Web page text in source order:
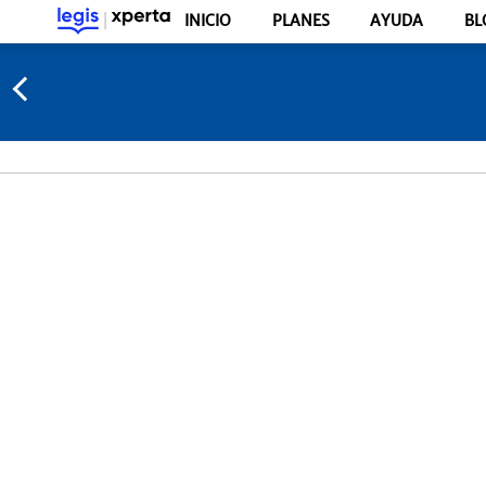
INICIO PLANES AYUDA